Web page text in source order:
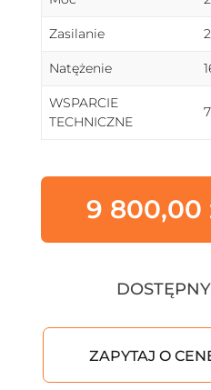
Zasilanie
Natężenie
WSPARCIE
TECHNICZNE
9 800,00
ZAPYTAJ O